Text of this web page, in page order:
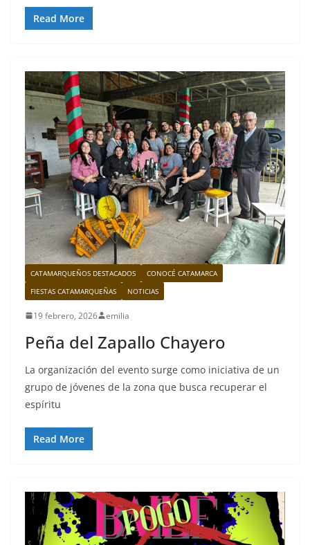
Read More
CATAMARQUEÑOS DESTACADOS
CONOCÉ CATAMARCA
FIESTAS CATAMARQUEÑAS
NOTICIAS
19 febrero, 2026 emilia
Peña del Zapallo Chayero
La organización del evento surge como iniciativa de un
grupo de jóvenes de la zona que busca recuperar el
espíritu
Read More